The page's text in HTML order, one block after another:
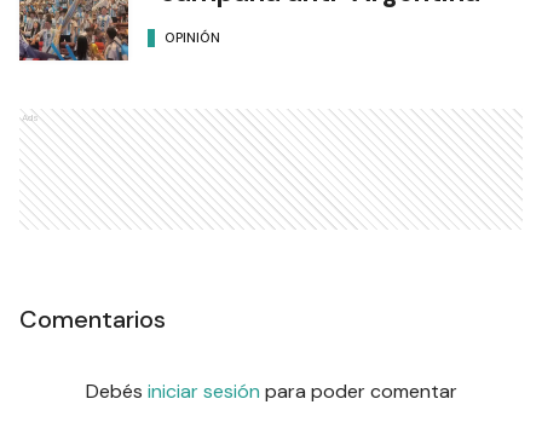
OPINIÓN
Ads
Comentarios
Debés iniciar sesión para poder comentar